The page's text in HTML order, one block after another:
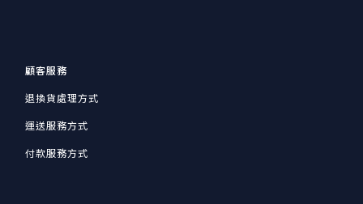
顧客服務
退換貨處理方式
運送服務方式
付款服務方式